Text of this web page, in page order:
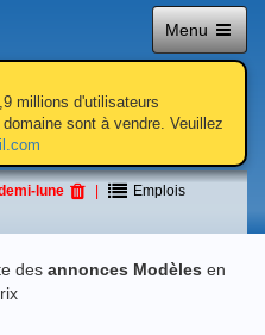
Menu
millions d'utilisateurs
sont à vendre. Veuillez
lune
Emplois
demi-lune
des annonces Modèles en